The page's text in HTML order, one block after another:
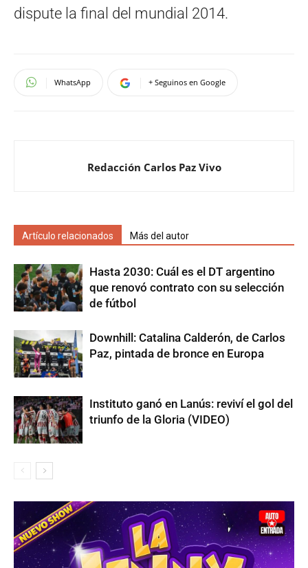
dispute la final del mundial 2014.
WhatsApp + Seguinos en Google
Redacción Carlos Paz Vivo
Artículo relacionados Más del autor
Hasta 2030: Cuál es el DT argentino
que renovó contrato con su selección
de fútbol
Downhill: Catalina Calderón, de Carlos
Paz, pintada de bronce en Europa
Instituto ganó en Lanús: reviví el gol del
triunfo de la Gloria (VIDEO)